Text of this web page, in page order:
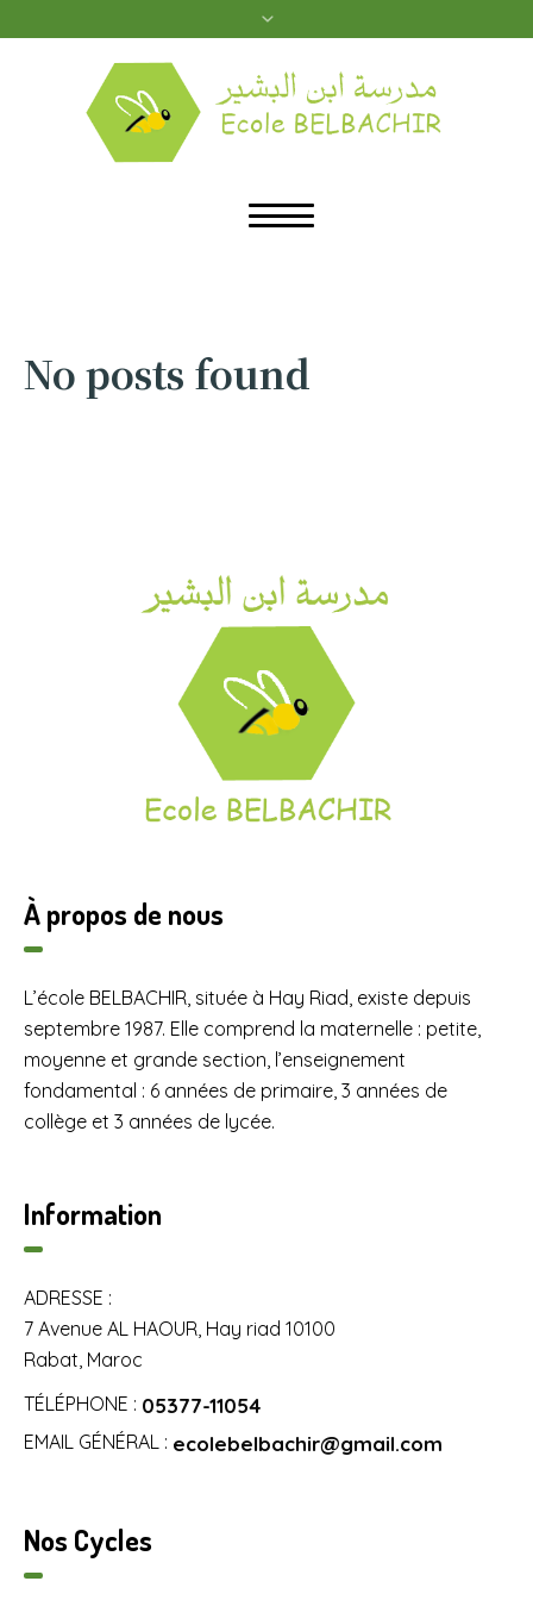
No posts found
À propos de nous
L’école BELBACHIR, située à Hay Riad, existe depuis
septembre 1987. Elle comprend la maternelle : petite,
moyenne et grande section, l’enseignement
fondamental : 6 années de primaire, 3 années de
collège et 3 années de lycée.
Information
ADRESSE :
7 Avenue AL HAOUR, Hay riad 10100
Rabat, Maroc
TÉLÉPHONE : 05377-11054
EMAIL GÉNÉRAL : ecolebelbachir@gmail.com
Nos Cycles